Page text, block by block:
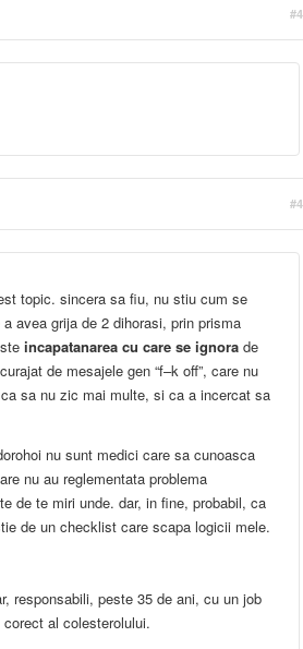
topic. sincera sa fiu, nu stiu cum se
avea grija de 2 dihorasi, prin prisma
incapatanarea cu care se ignora de
de mesajele gen “f–k off”, care nu
sa nu zic mai multe, si ca a incercat sa
nu sunt medici care sa cunoasca
nu au reglementata problema
de te miri unde. dar, in fine, probabil, ca
de un checklist care scapa logicii mele.
responsabili, peste 35 de ani, cu un job
al colesterolului.